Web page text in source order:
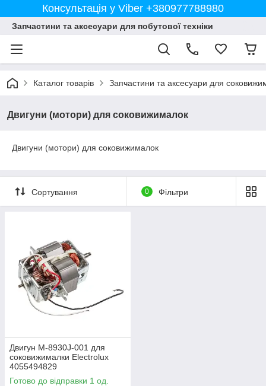
Консультація у Viber +380977788980
Запчастини та аксесуари для побутової техніки
Каталог товарів Запчастини та аксесуари для
Двигуни (мотори) для соковижималок
Двигуни (мотори) для соковижималок
Сортування 0 Фільтри
Двигун M-8930J-001 для
соковижималки Electrolux
4055494829
Готово до відправки 1 од.